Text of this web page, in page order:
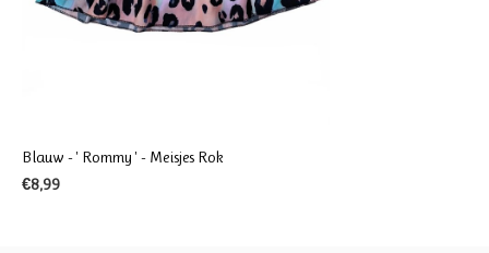
Blauw - ' Rommy ' - Meisjes Rok
€8,99